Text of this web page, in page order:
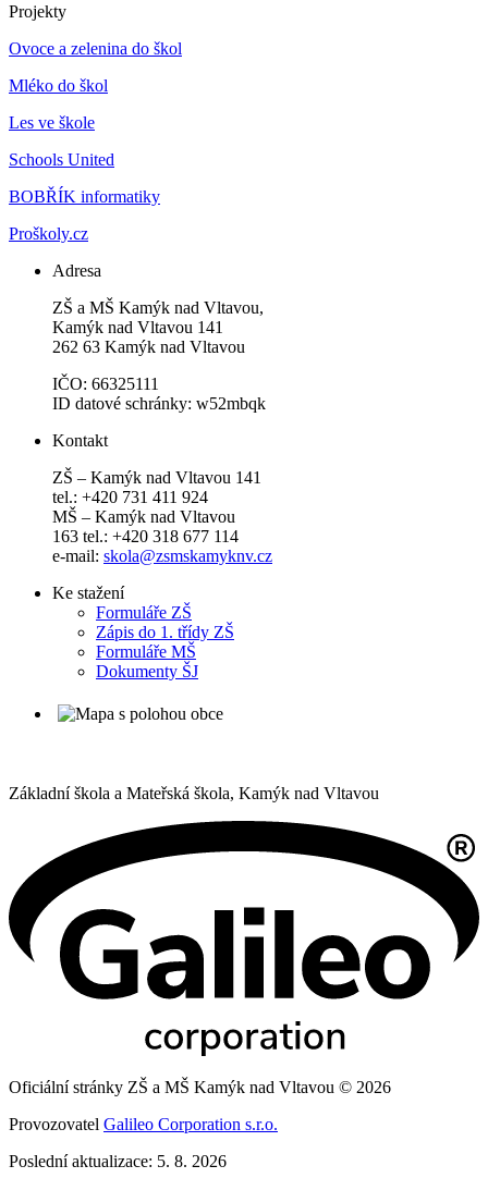
Projekty
Ovoce a zelenina do škol
Mléko do škol
Les ve škole
Schools United
BOBŘÍK informatiky
Proškoly.cz
Adresa
ZŠ a MŠ Kamýk nad Vltavou,
Kamýk nad Vltavou 141
262 63 Kamýk nad Vltavou
IČO: 66325111
ID datové schránky: w52mbqk
Kontakt
ZŠ – Kamýk nad Vltavou 141
tel.: +420 731 411 924
MŠ – Kamýk nad Vltavou
163 tel.: +420 318 677 114
e-mail: skola@zsmskamyknv.cz
Ke stažení
Formuláře ZŠ
Zápis do 1. třídy ZŠ
Formuláře MŠ
Dokumenty ŠJ
Základní škola a Mateřská škola, Kamýk nad Vltavou
Oficiální stránky ZŠ a MŠ Kamýk nad Vltavou © 2026
Provozovatel Galileo Corporation s.r.o.
Poslední aktualizace: 5. 8. 2026